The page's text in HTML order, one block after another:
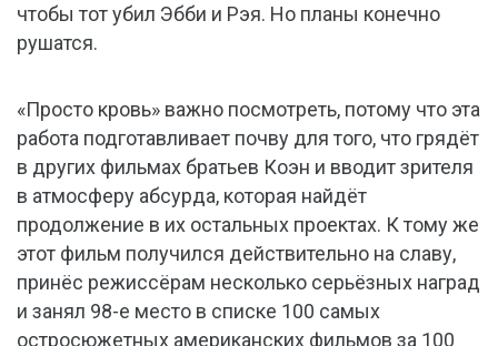
чтобы тот убил Эбби и Рэя. Но планы конечно
рушатся.
«Просто кровь» важно посмотреть, потому что эта
работа подготавливает почву для того, что грядёт
в других фильмах братьев Коэн и вводит зрителя
в атмосферу абсурда, которая найдёт
продолжение в их остальных проектах. К тому же
этот фильм получился действительно на славу,
принёс режиссёрам несколько серьёзных наград
и занял 98-е место в списке 100 самых
остросюжетных американских фильмов за 100